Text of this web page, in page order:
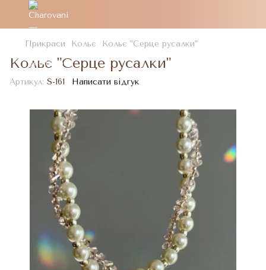
Прикраси Кольє Кольє "Серце русалки"
Кольє "Серце русалки"
Артикул: S-161 Написати відгук